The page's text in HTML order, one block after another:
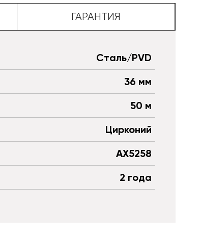
ГАРАНТИЯ
Сталь/PVD
36 мм
50 м
Цирконий
AX5258
2 года